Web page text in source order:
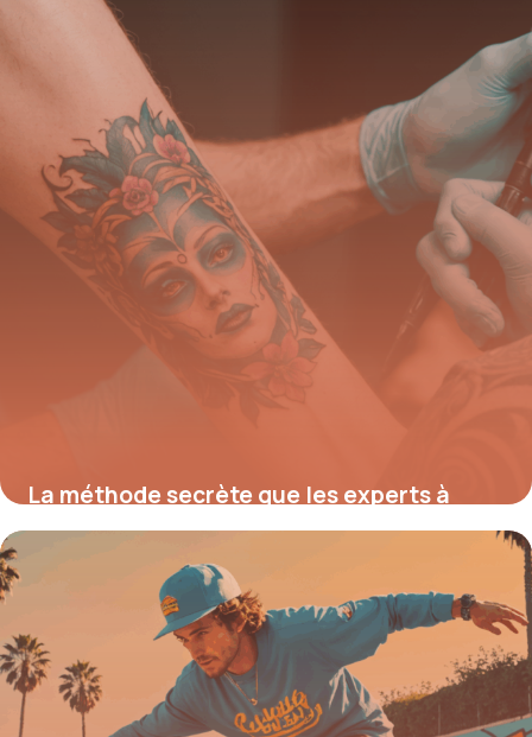
étapes essentielles
La méthode secrète que les experts à
Nantes utilisent pour effacer n’importe
quel tatouage rapidement et en toute
7 août 2025